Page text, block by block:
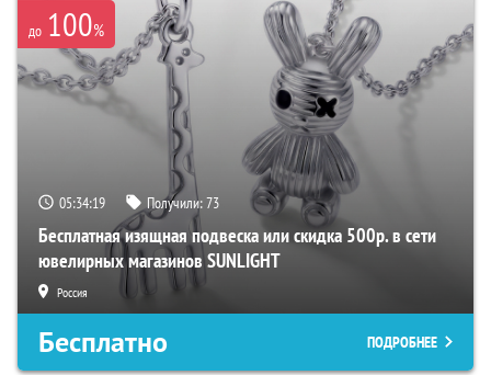
до 100%
05:34:18 Получили:73
Бесплатная изящная подвеска или скидка 500р. в сети
ювелирных магазинов SUNLIGHT
Россия
Бесплатно ПОДРОБНЕЕ